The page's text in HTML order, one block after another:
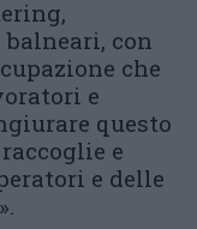
con
che
e
questo
e
e delle